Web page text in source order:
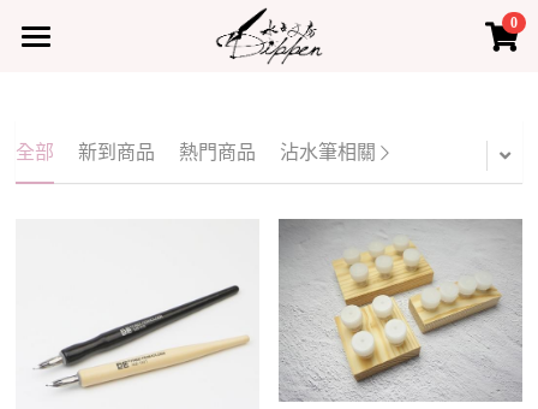
0
產品
全部 新到商品 熱門商品 沾水筆相關
×
商品分類
熱門商品
×
部落格分類
最新課程